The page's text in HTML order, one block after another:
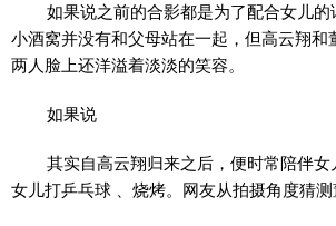
如果说之前的合影都是为了配合女儿的
小酒窝并没有和父母站在一起，但高云翔和
两人脸上还洋溢着淡淡的笑容。
如果说
其实自高云翔归来之后，便时常陪伴
女儿打乒乓球 、烧烤。网友从拍摄角度猜测